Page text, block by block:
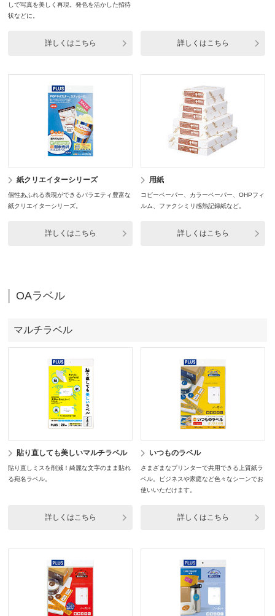
しで写真を美しく再現。発色を活かした招待
状などに。
詳しくはこちら 詳しくはこちら
紙クリエイターシリーズ
個性あふれる表現ができるバラエティ豊富な
紙クリエイターシリーズ。
詳しくはこちら
用紙
コピーペーパー、カラーペーパー、OHPフィ
ルム、ファクシミリ感熱記録紙など。
詳しくはこちら
OAラベル
マルチラベル
貼り直しても美しいマルチラベル
貼り直しミスを削減！綺麗な文字のまま貼れ
る宛名ラベル。
詳しくはこちら
いつものラベル
さまざまなプリンターで共用できる上質紙ラ
ベル。ビジネスや家庭など色々なシーンでお
使いいただけます。
詳しくはこちら